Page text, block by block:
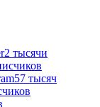
2 тысячи
57 тысяч